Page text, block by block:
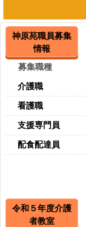
神原苑職員募集
情報
募集職種
介護職
看護職
支援専門員
配食配達員
令和５年度介護
者教室